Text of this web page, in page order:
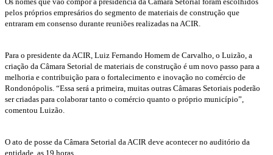
pelos próprios empresários do segmento de materiais de construção que
entraram em consenso durante reuniões realizadas na ACIR.
Para o presidente da ACIR, Luiz Fernando Homem de Carvalho, o Luizão, a
criação da Câmara Setorial de materiais de construção é um novo passo para a
melhoria e contribuição para o fortalecimento e inovação no comércio de
Rondonópolis. “Essa será a primeira, muitas outras Câmaras Setoriais poderão
ser criadas para colaborar tanto o comércio quanto o próprio município”,
comentou Luizão.
O ato de posse da Câmara Setorial da ACIR deve acontecer no auditório da
entidade, as 19 horas.